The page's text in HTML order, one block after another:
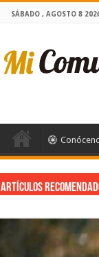
SÁBADO , AGOSTO 8
Artículos